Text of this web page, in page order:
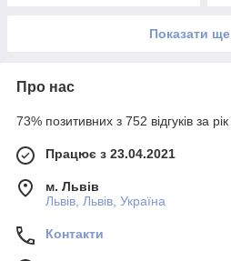
Показати ще
Про нас
73% позитивних з 752 відгуків за рік
Працює з 23.04.2021
м. Львів
Львів, Львів, Україна
Контакти